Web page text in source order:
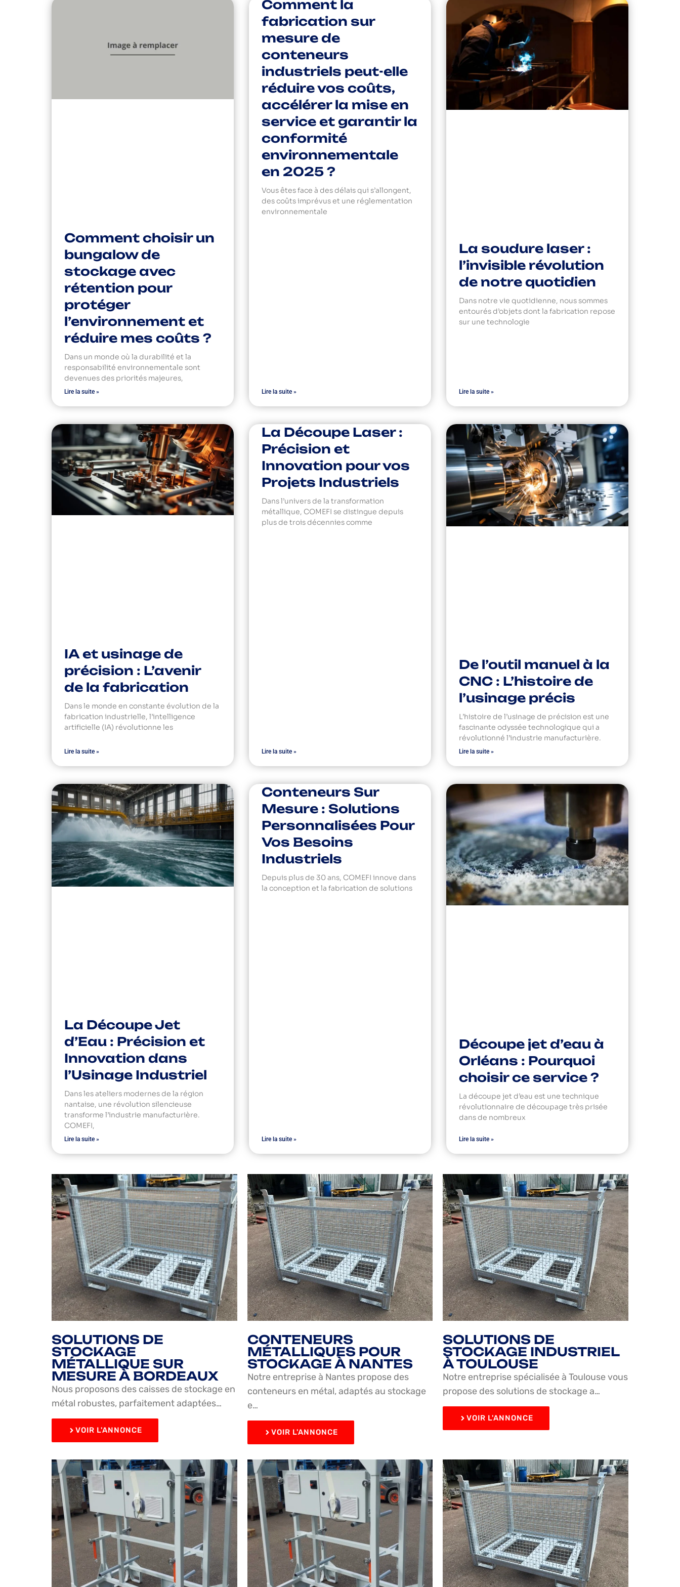
Comment choisir un
bungalow de
stockage avec
rétention pour
protéger
l’environnement et
réduire mes coûts ?
Dans un monde où la durabilité et la
responsabilité environnementale sont
devenues des priorités majeures,
Lire la suite »
Comment la
fabrication sur
mesure de
conteneurs
industriels peut-elle
réduire vos coûts,
accélérer la mise en
service et garantir la
conformité
environnementale
en 2025 ?
Vous êtes face à des délais qui s’allongent,
des coûts imprévus et une réglementation
environnementale
Lire la suite »
La soudure laser :
l’invisible révolution
de notre quotidien
Dans notre vie quotidienne, nous sommes
entourés d’objets dont la fabrication repose
sur une technologie
Lire la suite »
IA et usinage de
précision : L’avenir
de la fabrication
Dans le monde en constante évolution de la
fabrication industrielle, l’intelligence
artificielle (IA) révolutionne les
Lire la suite »
La Découpe Laser :
Précision et
Innovation pour vos
Projets Industriels
Dans l’univers de la transformation
métallique, COMEFI se distingue depuis
plus de trois décennies comme
Lire la suite »
De l’outil manuel à la
CNC : L’histoire de
l’usinage précis
L’histoire de l’usinage de précision est une
fascinante odyssée technologique qui a
révolutionné l’industrie manufacturière.
Lire la suite »
La Découpe Jet
d’Eau : Précision et
Innovation dans
l’Usinage Industriel
Dans les ateliers modernes de la région
nantaise, une révolution silencieuse
transforme l’industrie manufacturière.
COMEFI,
Lire la suite »
Conteneurs Sur
Mesure : Solutions
Personnalisées Pour
Vos Besoins
Industriels
Depuis plus de 30 ans, COMEFI innove dans
la conception et la fabrication de solutions
Lire la suite »
Découpe jet d’eau à
Orléans : Pourquoi
choisir ce service ?
La découpe jet d’eau est une technique
révolutionnaire de découpage très prisée
dans de nombreux
Lire la suite »
SOLUTIONS DE
STOCKAGE
MÉTALLIQUE SUR
MESURE À BORDEAUX
Nous proposons des caisses de stockage en
métal robustes, parfaitement adaptées…
VOIR L'ANNONCE
CONTENEURS
MÉTALLIQUES POUR
STOCKAGE À NANTES
Notre entreprise à Nantes propose des
conteneurs en métal, adaptés au stockage
e…
VOIR L'ANNONCE
SOLUTIONS DE
STOCKAGE INDUSTRIEL
À TOULOUSE
Notre entreprise spécialisée à Toulouse vous
propose des solutions de stockage a…
VOIR L'ANNONCE